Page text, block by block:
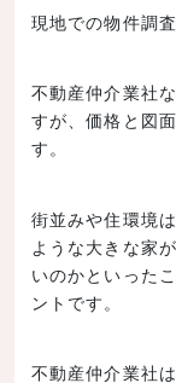
現地での物件調
不動産仲介業社
すが、価格と図
す。
街並みや住環境
ような大きな家
いのかといった
ントです。
不動産仲介業社